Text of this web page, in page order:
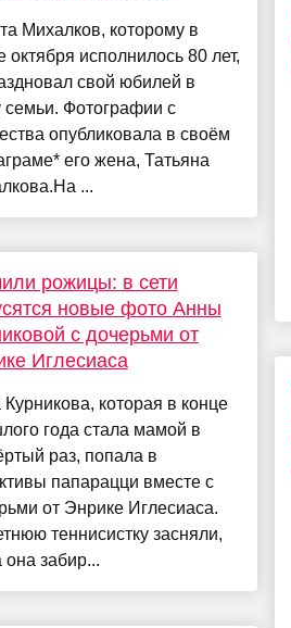
Михалков, которому в
октября исполнилось 80 лет,
свой юбилей в
семьи. Фотографии с
опубликовала в своём
его жена, Татьяна
...
рожицы: в сети
новые фото Анны
с дочерьми от
Иглесиаса
которая в конце
года стала мамой в
раз, попала в
папарацци вместе с
от Энрике Иглесиаса.
теннисистку засняли,
она забир...